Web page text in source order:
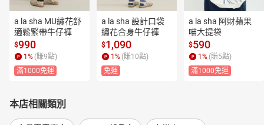
a la sha MU繡花舒
適鬆緊帶牛仔褲
$990
1 % (賺9點)
滿1000免運
a la sha 設計口袋
繡花合身牛仔褲
$1,090
1 % (賺10點)
免運
a la sha 阿財蘋果
喵大提袋
$590
1 % (賺5點)
滿1000免運
本店相關類別